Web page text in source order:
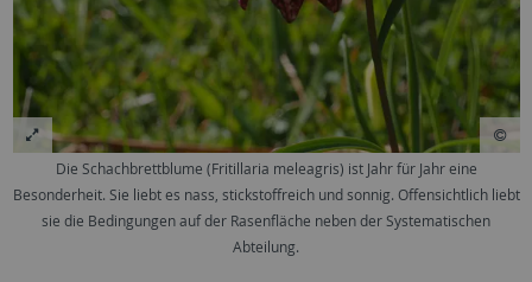
Die Schachbrettblume (Fritillaria meleagris) ist Jahr für Jahr eine
Besonderheit. Sie liebt es nass, stickstoffreich und sonnig. Offensichtlich liebt
sie die Bedingungen auf der Rasenfläche neben der Systematischen
Abteilung.